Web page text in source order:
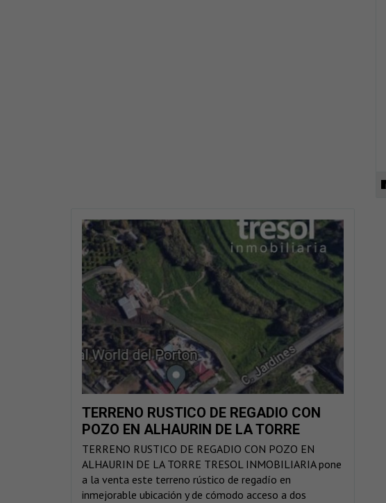
TERRENO RUSTICO DE REGADIO CON
POZO EN ALHAURIN DE LA TORRE
TERRENO RUSTICO DE REGADIO CON POZO EN
ALHAURIN DE LA TORRE TRESOL INMOBILIARIA pone
a la venta este terreno rústico de regadío en
inmejorable ubicación y de cómodo acceso a dos